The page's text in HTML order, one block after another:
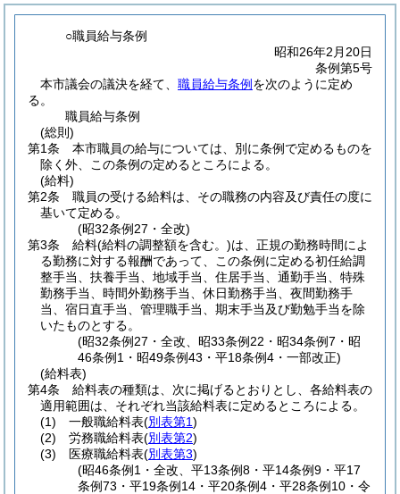
○職員給与条例
昭和26年2月20日
条例第5号
本市議会の議決を経て、 職員給与条例 を次のように定め
る。
職員給与条例
(総則)
第1条
本市職員の給与については、別に条例で定めるものを
除く外、この条例の定めるところによる。
(給料)
第2条
職員の受ける給料は、その職務の内容及び責任の度に
基いて定める。
(昭32条例27・全改)
第3条
給料(給料の調整額を含む。)は、正規の勤務時間によ
る勤務に対する報酬であって、この条例に定める初任給調
整手当、扶養手当、地域手当、住居手当、通勤手当、特殊
勤務手当、時間外勤務手当、休日勤務手当、夜間勤務手
当、宿日直手当、管理職手当、期末手当及び勤勉手当を除
いたものとする。
(昭32条例27・全改、昭33条例22・昭34条例7・昭
46条例1・昭49条例43・平18条例4・一部改正)
(給料表)
第4条
給料表の種類は、次に掲げるとおりとし、各給料表の
適用範囲は、それぞれ当該給料表に定めるところによる。
(1)
一般職給料表(別表第1)
(2)
労務職給料表(別表第2)
(3)
医療職給料表(別表第3)
(昭46条例1・全改、平13条例8・平14条例9・平17
条例73・平19条例14・平20条例4・平28条例10・令